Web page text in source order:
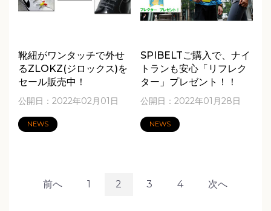
靴紐がワンタッチで外せ
るZLOKZ(ジロックス)を
セール販売中！
公開日：2022年02月01日
NEWS
SPIBELTご購入で、ナイ
トランも安心「リフレク
ター」プレゼント！！
公開日：2022年01月28日
NEWS
前へ 1 2 3 4 次へ